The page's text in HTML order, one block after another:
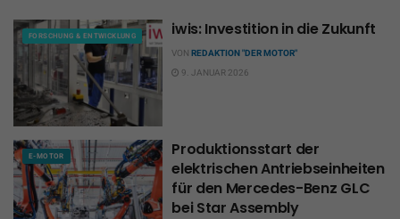
FORSCHUNG & ENTWICKLUNG iwis: Investition in die Zukunft
VON REDAKTION "DER MOTOR"
9. JANUAR 2026
E-MOTOR
Produktionsstart der
elektrischen Antriebseinheiten
für den Mercedes-Benz GLC
bei Star Assembly